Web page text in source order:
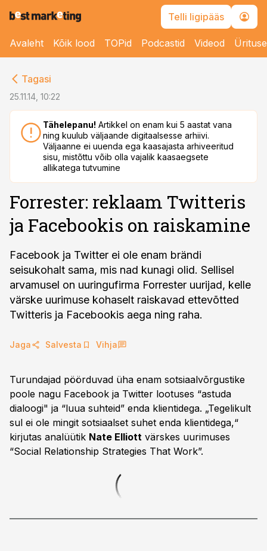
Telli ligipääs
Avaleht Kõik lood TOPid Podcastid Videod
Tagasi
25.11.14, 10:22
Tähelepanu! Artikkel on enam kui 5 aastat vana
ning kuulub väljaande digitaalsesse arhiivi.
Väljaanne ei uuenda ega kaasajasta arhiveeritud
sisu, mistõttu võib olla vajalik kaasaegsete
allikatega tutvumine
Forrester: reklaam Twitteris
ja Facebookis on raiskamine
Facebook ja Twitter ei ole enam brändi
seisukohalt sama, mis nad kunagi olid. Sellisel
arvamusel on uuringufirma Forrester uurijad, kelle
värske uurimuse kohaselt raiskavad ettevõtted
Twitteris ja Facebookis aega ning raha.
Jaga Salvesta Vihja
Turundajad pöörduvad üha enam sotsiaalvõrgustike
poole nagu Facebook ja Twitter lootuses “astuda
dialoogi" ja “luua suhteid” enda klientidega. „Tegelikult
sul ei ole mingit sotsiaalset suhet enda klientidega,“
kirjutas analüütik Nate Elliott värskes uurimuses
“Social Relationship Strategies That Work”.